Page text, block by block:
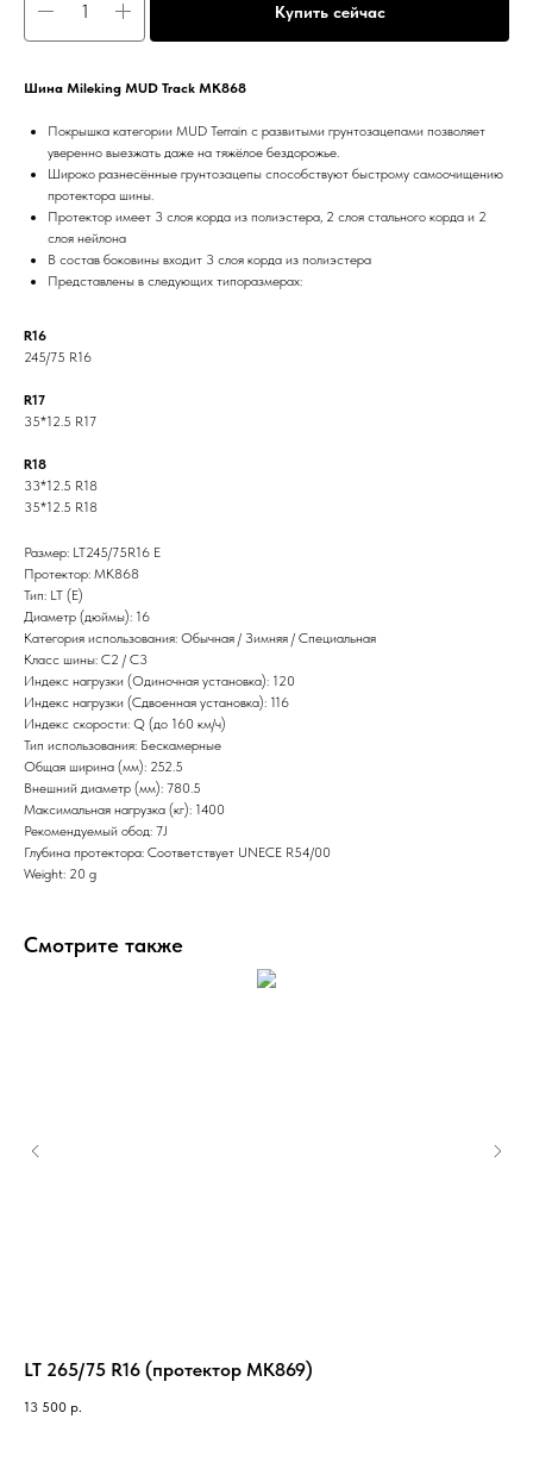
Купить сейчас
Шина Mileking MUD Track MK868
Покрышка категории MUD Terrain с развитыми грунтозацепами позволяет
уверенно выезжать даже на тяжёлое бездорожье.
Широко разнесённые грунтозацепы способствуют быстрому самоочищению
протектора шины.
Протектор имеет 3 слоя корда из полиэстера, 2 слоя стального корда и 2
слоя нейлона
В состав боковины входит 3 слоя корда из полиэстера
Представлены в следующих типоразмерах:
R16
245/75 R16
R17
35*12.5 R17
R18
33*12.5 R18
35*12.5 R18
Размер: LT245/75R16 E
Протектор: MK868
Тип: LT (E)
Диаметр (дюймы): 16
Категория использования: Обычная / Зимняя / Специальная
Класс шины: C2 / C3
Индекс нагрузки (Одиночная установка): 120
Индекс нагрузки (Сдвоенная установка): 116
Индекс скорости: Q (до 160 км/ч)
Тип использования: Бескамерные
Общая ширина (мм): 252.5
Внешний диаметр (мм): 780.5
Максимальная нагрузка (кг): 1400
Рекомендуемый обод: 7J
Глубина протектора: Соответствует UNECE R54/00
Weight: 20 g
Смотрите также
LT 265/75 R16 (протектор MK869)
13 500 р.